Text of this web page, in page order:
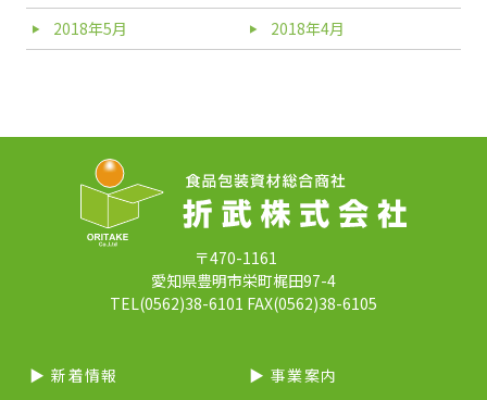
2018年5月
2018年4月
〒470-1161
愛知県豊明市栄町梶田97-4
TEL(0562)38-6101 FAX(0562)38-6105
▶︎ 新着情報 ▶︎ 事業案内